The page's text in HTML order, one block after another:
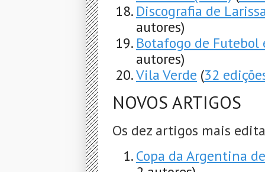
Discografia de
autores)
Botafogo de Futebol
autores)
Vila Verde (32
NOVOS ARTIGOS
Os dez artigos mais
Copa da Argentina